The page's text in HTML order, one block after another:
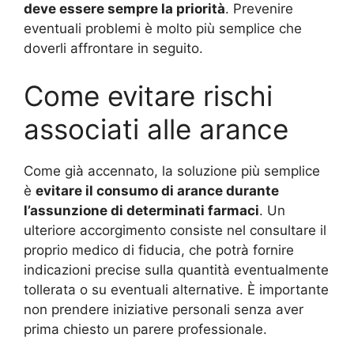
deve essere sempre la priorità. Prevenire
eventuali problemi è molto più semplice che
doverli affrontare in seguito.
Come evitare rischi
associati alle arance
Come già accennato, la soluzione più semplice
è evitare il consumo di arance durante
l’assunzione di determinati farmaci. Un
ulteriore accorgimento consiste nel consultare il
proprio medico di fiducia, che potrà fornire
indicazioni precise sulla quantità eventualmente
tollerata o su eventuali alternative. È importante
non prendere iniziative personali senza aver
prima chiesto un parere professionale.